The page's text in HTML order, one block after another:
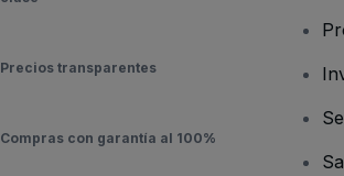
Precios transparentes
Compras con garantía al 100%